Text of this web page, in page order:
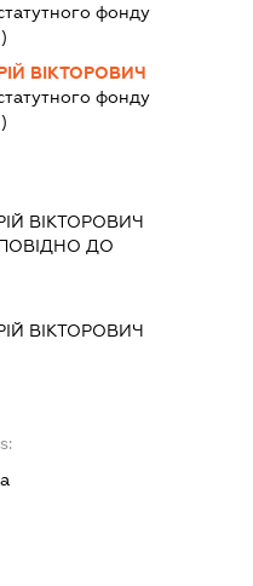
фонду
ВІКТОРОВИЧ
фонду
ВІКТОРОВИЧ
ДО
ВІКТОРОВИЧ